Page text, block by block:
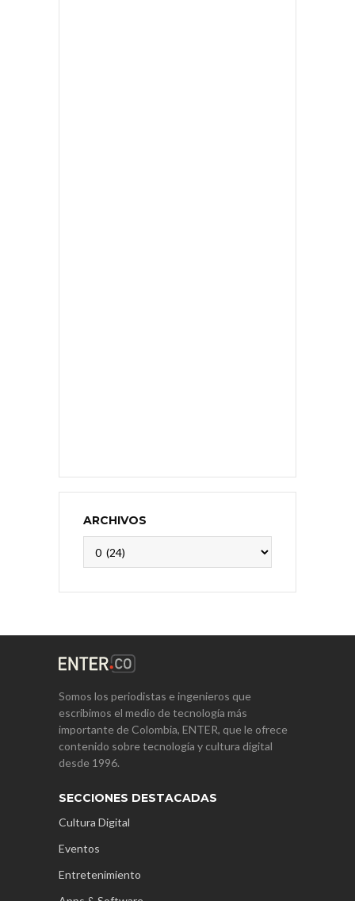
ARCHIVOS
Somos los periodistas e ingenieros que
escribimos el medio de tecnología más
importante de Colombia, ENTER, que le ofrece
contenido sobre tecnología y cultura digital
desde 1996.
SECCIONES DESTACADAS
Cultura Digital
Eventos
Entretenimiento